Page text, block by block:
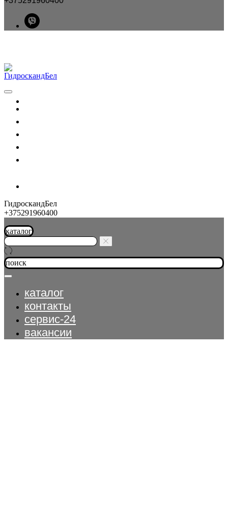
ГидроскандБел
+375291960400
каталог
поиск
каталог
контакты
сервис-24
вакансии